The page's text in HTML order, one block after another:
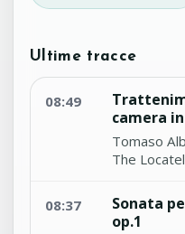
Ultime tracce
08:49
camera
Tomaso
The
08:37
Sonata
op.1